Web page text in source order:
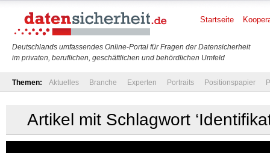
Deutschlands umfassendes Online-Portal für Fragen der Datensicherheit
im privaten, beruflichen, geschäftlichen und behördlichen Umfeld
Startseite
Themen: Aktuelles Branche Experten Portraits Positionspapier
Artikel mit Schlagwort